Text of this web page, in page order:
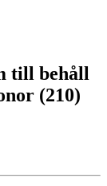
till behåll
(210)